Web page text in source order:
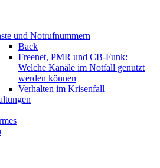
und Notrufnummern
Back
Freenet, PMR und CB-Funk:
Welche Kanäle im Notfall genutzt
werden können
Verhalten im Krisenfall